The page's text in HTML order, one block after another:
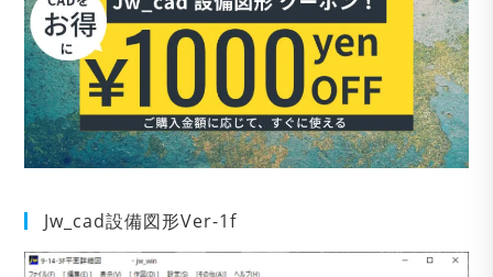
Jw_cad設備図形Ver-1f